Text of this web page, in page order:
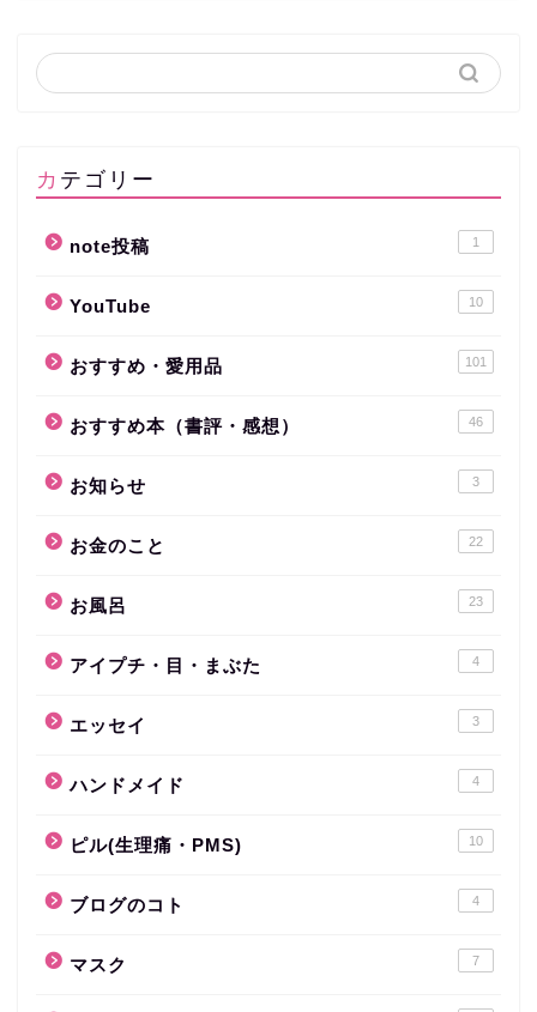
カテゴリー
note投稿 1
YouTube 10
おすすめ・愛用品 101
おすすめ本（書評・感想） 46
お知らせ 3
お金のこと 22
お風呂 23
アイプチ・目・まぶた 4
エッセイ 3
ハンドメイド 4
ピル(生理痛・PMS) 10
ブログのコト 4
マスク 7